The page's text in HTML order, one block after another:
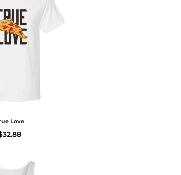
Love
32.88